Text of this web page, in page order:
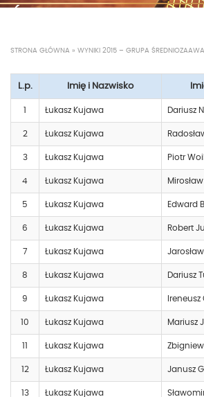
STRONA GŁÓWNA » WYNIKI 2015 – GRUPA
L.p. Imię i Nazwisko
1 Łukasz Kujawa Dariusz
2 Łukasz Kujawa
3 Łukasz Kujawa Piotr
4 Łukasz Kujawa
5 Łukasz Kujawa Edward
6 Łukasz Kujawa Robert
7 Łukasz Kujawa
8 Łukasz Kujawa Dariusz
9 Łukasz Kujawa Ireneusz
10 Łukasz Kujawa Mariusz
11 Łukasz Kujawa
12 Łukasz Kujawa Janusz
13 Łukasz Kujawa